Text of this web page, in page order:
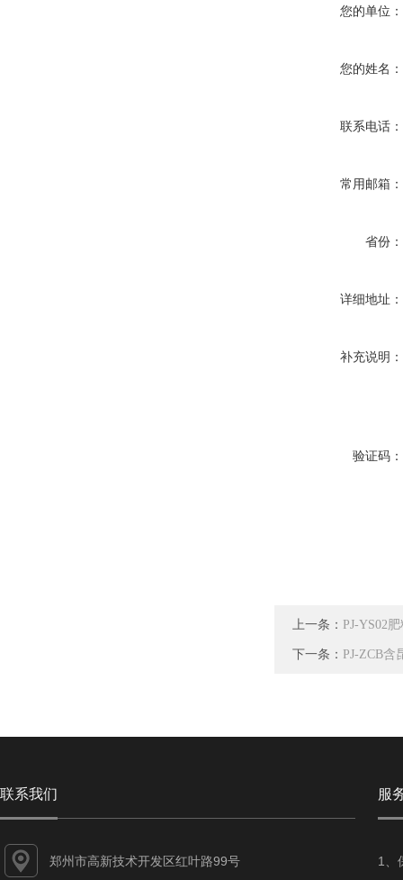
您的单位：
您的姓名：
联系电话：
常用邮箱：
省份：
详细地址：
补充说明：
验证码：
上一条： PJ-YS02
下一条： PJ-ZCB含
联系我们
郑州市高新技术开发区红叶路99号
服
1、